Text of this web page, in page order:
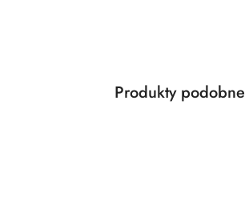
Pomiń karuzelę produktów
Produkty
Produkty podobne